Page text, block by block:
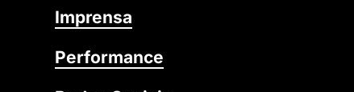
Imprensa
Performance